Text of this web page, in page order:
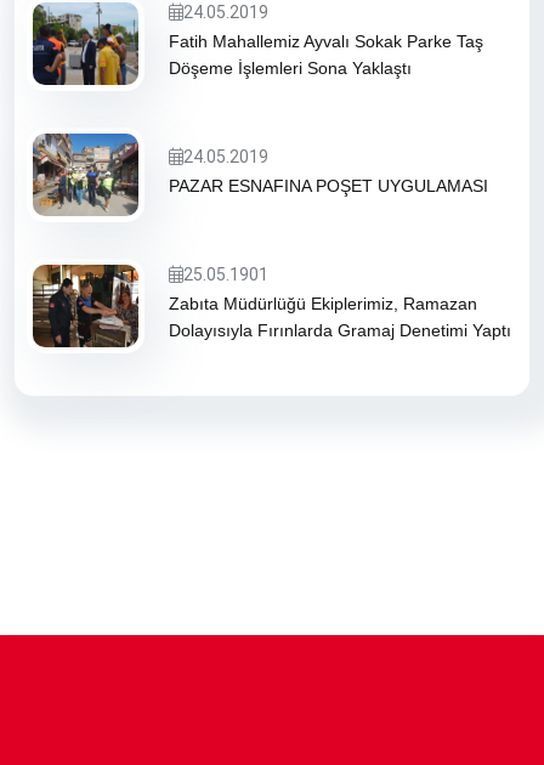
24.05.2019
Fatih Mahallemiz Ayvalı Sokak Parke Taş
Döşeme İşlemleri Sona Yaklaştı
24.05.2019
PAZAR ESNAFINA POŞET UYGULAMASI
25.05.1901
Zabıta Müdürlüğü Ekiplerimiz, Ramazan
Dolayısıyla Fırınlarda Gramaj Denetimi Yaptı